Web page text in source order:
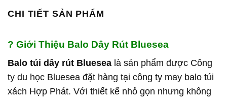
CHI TIẾT SẢN PHẨM
? Giới Thiệu Balo Dây Rút Bluesea
Balo túi dây rút Bluesea là sản phẩm được Công
ty du học Bluesea đặt hàng tại công ty may balo túi
xách Hợp Phát. Với thiết kế nhỏ gọn nhưng không